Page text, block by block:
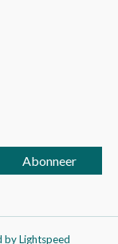
Abonneer
byLightspeed